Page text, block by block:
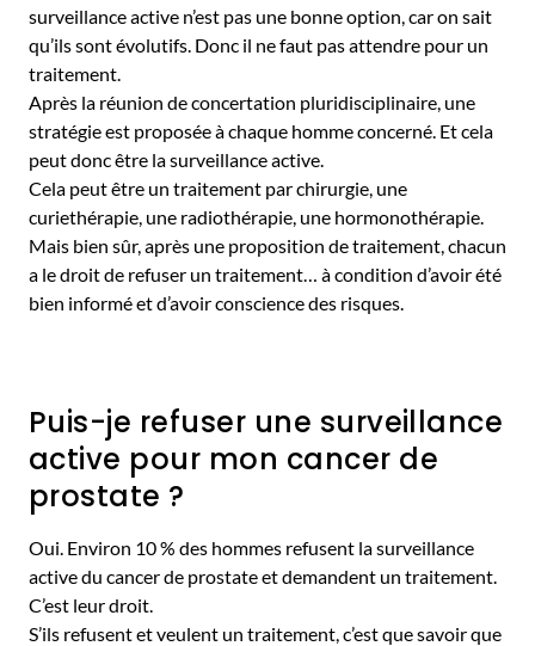
surveillance active n’est pas une bonne option, car on sait
qu’ils sont évolutifs. Donc il ne faut pas attendre pour un
traitement.
Après la réunion de concertation pluridisciplinaire, une
stratégie est proposée à chaque homme concerné. Et cela
peut donc être la surveillance active.
Cela peut être un traitement par chirurgie, une
curiethérapie, une radiothérapie, une hormonothérapie.
Mais bien sûr, après une proposition de traitement, chacun
a le droit de refuser un traitement… à condition d’avoir été
bien informé et d’avoir conscience des risques.
Puis-je refuser une surveillance
active pour mon cancer de
prostate ?
Oui. Environ 10 % des hommes refusent la surveillance
active du cancer de prostate et demandent un traitement.
C’est leur droit.
S’ils refusent et veulent un traitement, c’est que savoir que